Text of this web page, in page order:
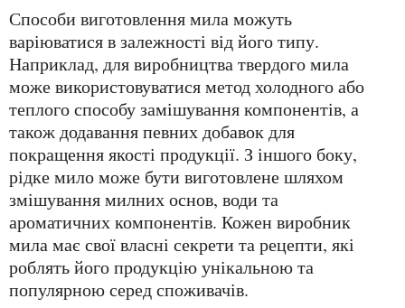
Способи виготовлення мила можуть
варіюватися в залежності від його типу.
Наприклад, для виробництва твердого мила
може використовуватися метод холодного або
теплого способу замішування компонентів, а
також додавання певних добавок для
покращення якості продукції. З іншого боку,
рідке мило може бути виготовлене шляхом
змішування милних основ, води та
ароматичних компонентів. Кожен виробник
мила має свої власні секрети та рецепти, які
роблять його продукцію унікальною та
популярною серед споживачів.